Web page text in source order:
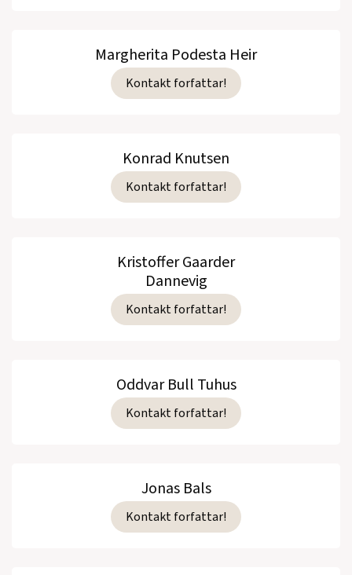
Margherita Podesta Heir
Kontakt forfattar!
Konrad Knutsen
Kontakt forfattar!
Kristoffer Gaarder
Dannevig
Kontakt forfattar!
Oddvar Bull Tuhus
Kontakt forfattar!
Jonas Bals
Kontakt forfattar!